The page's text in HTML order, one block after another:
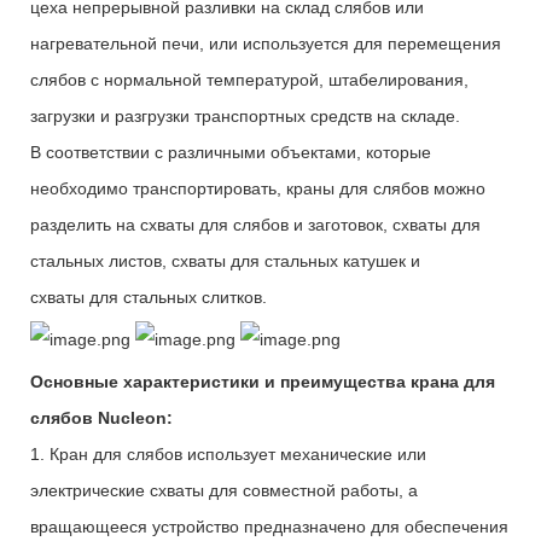
цеха непрерывной разливки на склад слябов или
нагревательной печи, или используется для перемещения
слябов с нормальной температурой, штабелирования,
загрузки и разгрузки транспортных средств на складе.
В соответствии с различными объектами, которые
необходимо транспортировать, краны для слябов можно
разделить на схваты для слябов и заготовок, схваты для
стальных листов, схваты для стальных катушек и
схваты для стальных слитков.
Основные характеристики и преимущества крана для
слябов Nucleon:
1. Кран для слябов использует механические или
электрические схваты для совместной работы, а
вращающееся устройство предназначено для обеспечения